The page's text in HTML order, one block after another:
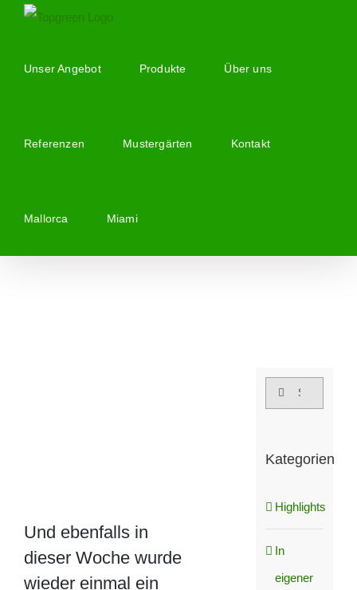
springenUnser Angebot Produkte Über uns
Referenzen Mustergärten Kontakt
Mallorca Miami
Und ebenfalls in
dieser Woche wurde
wieder einmal ein
Suche
Kategorien
Highlights
In
eigener